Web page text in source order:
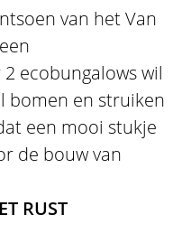
van het Van
ecobungalows wil
bomen en struiken
een mooi stukje
de bouw van
RUST